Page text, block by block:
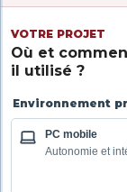
VOTRE PROJET
Où et
il utilisé ?
Environnement
PC mobile
Autonomie et